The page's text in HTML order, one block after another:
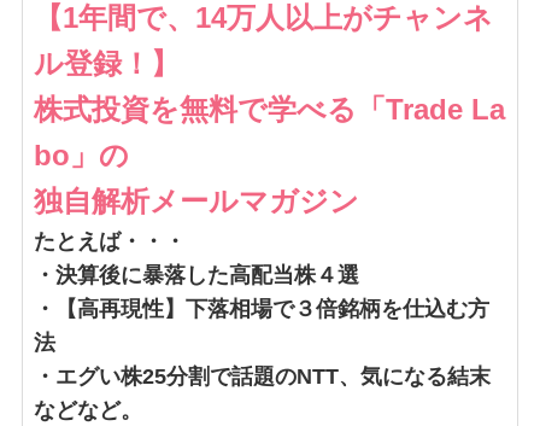
【1年間で、14万人以上がチャンネ
ル登録！】
株式投資を無料で学べる「Trade La
bo」の
独自解析メールマガジン
たとえば・・・
・決算後に暴落した高配当株４選
・【高再現性】下落相場で３倍銘柄を仕込む方
法
・エグい株25分割で話題のNTT、気になる結末
などなど。